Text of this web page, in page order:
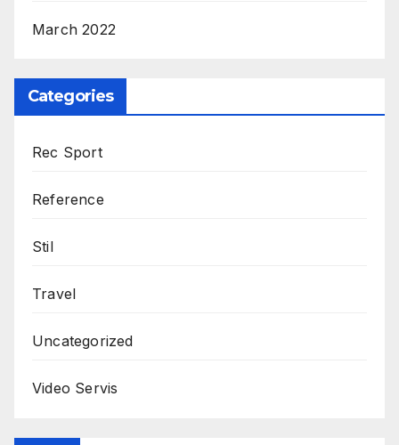
March 2022
Categories
Rec Sport
Reference
Stil
Travel
Uncategorized
Video Servis